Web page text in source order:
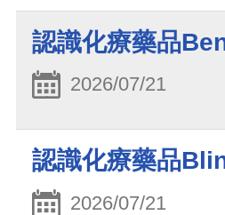
認識化療藥品
2026/07/21
認識化療藥品
2026/07/21